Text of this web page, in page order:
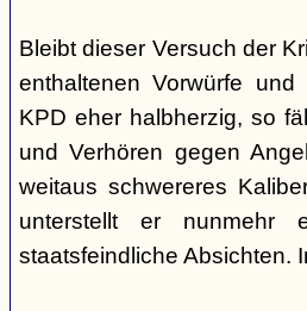
Bleibt dieser Versuch der
enthaltenen Vorwürfe
KPD eher halbherzig, so
und Verhören gegen
weitaus schwereres
unterstellt er nunmehr
staatsfeindliche Absichten.